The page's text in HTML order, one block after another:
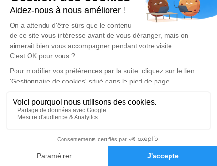
Faire-part Hommages
Vous avez la possibilité de contribuer a une
cagnotte pour Luma et Ines:
https://lydia-app.com/pots?id=96283-ines
On vous remercie.
Cérémonie religieuse
samedi 02 novembre 2024 à 10h00
Église Saint Martin de Biriatou
64700 Biriatou